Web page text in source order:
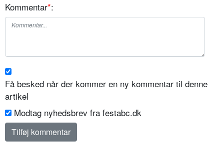
Kommentar*:
Få besked når der kommer en ny kommentar til denne
artikel
Modtag nyhedsbrev fra festabc.dk